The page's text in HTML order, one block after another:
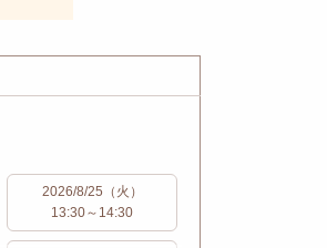
2026/8/25（火）
13:30～14:30